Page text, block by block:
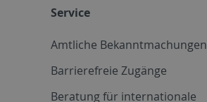
Service
Amtliche Bekanntmachungen
Barrierefreie Zugänge
Beratung für internationale